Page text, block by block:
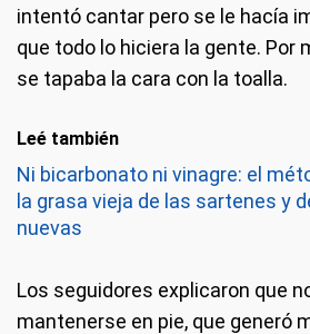
intentó cantar pero se le hacía
que todo lo hiciera la gente. Por
se tapaba la cara con la toalla.
Leé también
Ni bicarbonato ni vinagre: el
la grasa vieja de las sartenes y
nuevas
Los seguidores explicaron que
mantenerse en pie, que generó